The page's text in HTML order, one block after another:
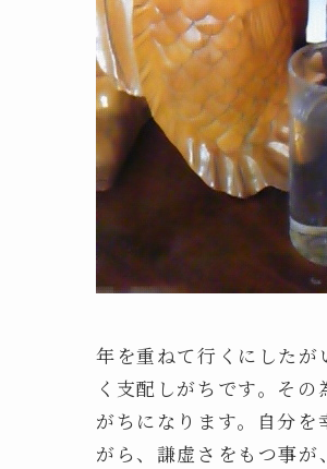
年を重ねて行くにした
く支配しがちです。そ
がちになります。自分
がら、謙虚さをもつ事